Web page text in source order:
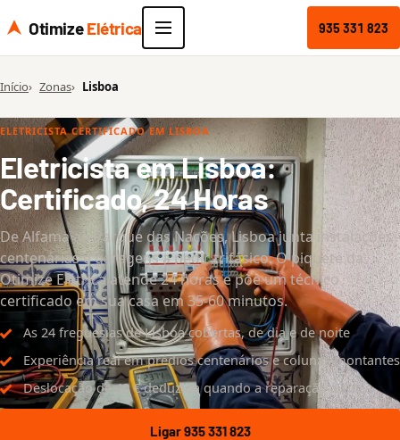
OtimizeElétrica 935 331 823
Início Zonas Lisboa
ELETRICISTA CERTIFICADO EM LISBOA
Eletricista em Lisboa:
Certificado, 24 Horas
De Alfama ao Parque das Nações, Lisboa junta instalações
centenárias e garagens a pedir trifásico. O piquete da
Otimize Elétrica atende 24 horas e põe um técnico
certificado em sua casa em 35-60 minutos.
As 24 freguesias de Lisboa cobertas, de dia e de noite
Experiência real em prédios centenários e colunas montantes
Deslocação de 40 € deduzida quando a reparação avança
Ligar 935 331 823